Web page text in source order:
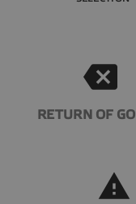
backspace
RETURN OF
report_problem